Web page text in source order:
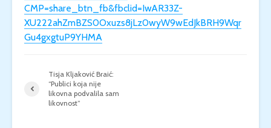
CMP=share_btn_fb&fbclid=IwAR33Z-
XU222ahZmBZS0Oxuzs8jLz0wyW9wEdJkBRH9Wqr
Gu4gxgtuP9YHMA
Tisja Kljaković Braić:
“Publici koja nije
likovna podvalila sam
likovnost”